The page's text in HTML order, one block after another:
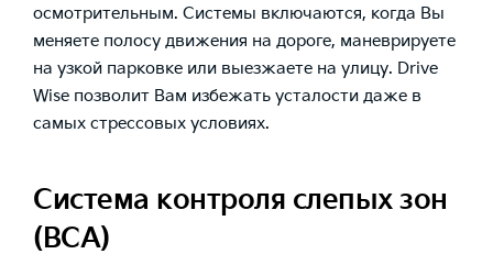
осмотрительным. Системы включаются, когда Вы
меняете полосу движения на дороге, маневрируете
на узкой парковке или выезжаете на улицу. Drive
Wise позволит Вам избежать усталости даже в
самых стрессовых условиях.
Система контроля слепых зон
(BCA)